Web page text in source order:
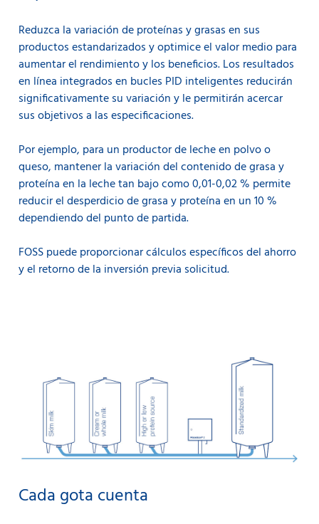
Reduzca la variación de proteínas y grasas en sus
productos estandarizados y optimice el valor medio para
aumentar el rendimiento y los beneficios. Los resultados
en línea integrados en bucles PID inteligentes reducirán
significativamente su variación y le permitirán acercar
sus objetivos a las especificaciones.
Por ejemplo, para un productor de leche en polvo o
queso, mantener la variación del contenido de grasa y
proteína en la leche tan bajo como 0,01-0,02 % permite
reducir el desperdicio de grasa y proteína en un 10 %
dependiendo del punto de partida.
FOSS puede proporcionar cálculos específicos del ahorro
y el retorno de la inversión previa solicitud.
Cada gota cuenta